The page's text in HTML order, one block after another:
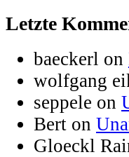
Letzte
baeckerl on
wolfgang
seppele on
Bert on
Gloeckl